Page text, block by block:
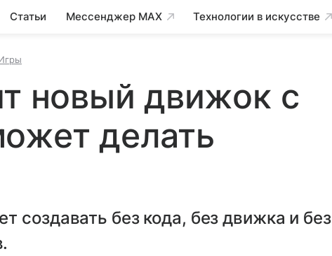
Статьи Мессенджер MAX Технологии в искусстве
новый движок с
делать
создавать без кода, без движка и без